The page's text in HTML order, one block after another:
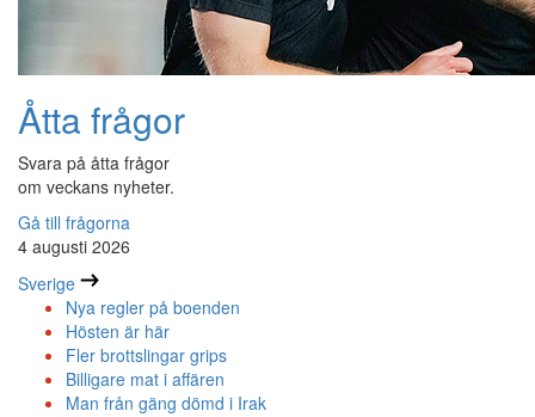
Åtta frågor
Svara på åtta frågor
om veckans nyheter.
Gå till frågorna
4 augusti 2026
Sverige
Nya regler på boenden
Hösten är här
Fler brottslingar grips
Billigare mat i affären
Man från gäng dömd i Irak